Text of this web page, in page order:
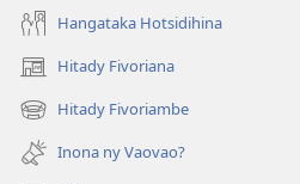
Hangataka Hotsidihina
Hitady Fivoriana
(manokatra
rohy) Hitady Fivoriambe
(manokatra
rohy) Inona ny Vaovao?